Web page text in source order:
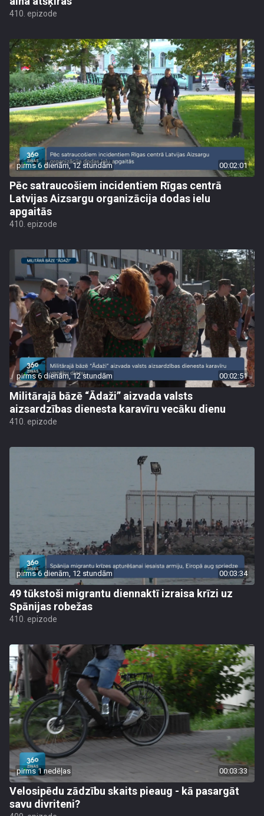
410. epizode
pirms 6 dienām, 12 stundām 00:02:01
Pēc satraucošiem incidentiem Rīgas centrā
Latvijas Aizsargu organizācija dodas ielu
apgaitās
410. epizode
pirms 6 dienām, 12 stundām 00:02:51
Militārajā bāzē “Ādaži” aizvada valsts
aizsardzības dienesta karavīru vecāku dienu
410. epizode
pirms 6 dienām, 12 stundām 00:03:34
49 tūkstoši migrantu diennaktī izraisa krīzi uz
Spānijas robežas
410. epizode
pirms 1 nedēļas 00:03:33
Velosipēdu zādzību skaits pieaug - kā pasargāt
savu divriteni?